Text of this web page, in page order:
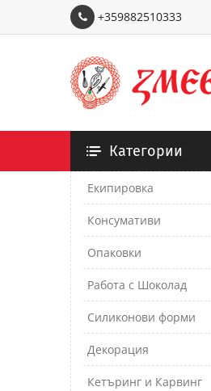
+359882510333
Категории
Екипировка
Консумативи
Опаковки
Работа с Шоколад
Силиконови форми
Декорация
Кетъринг и Карвинг